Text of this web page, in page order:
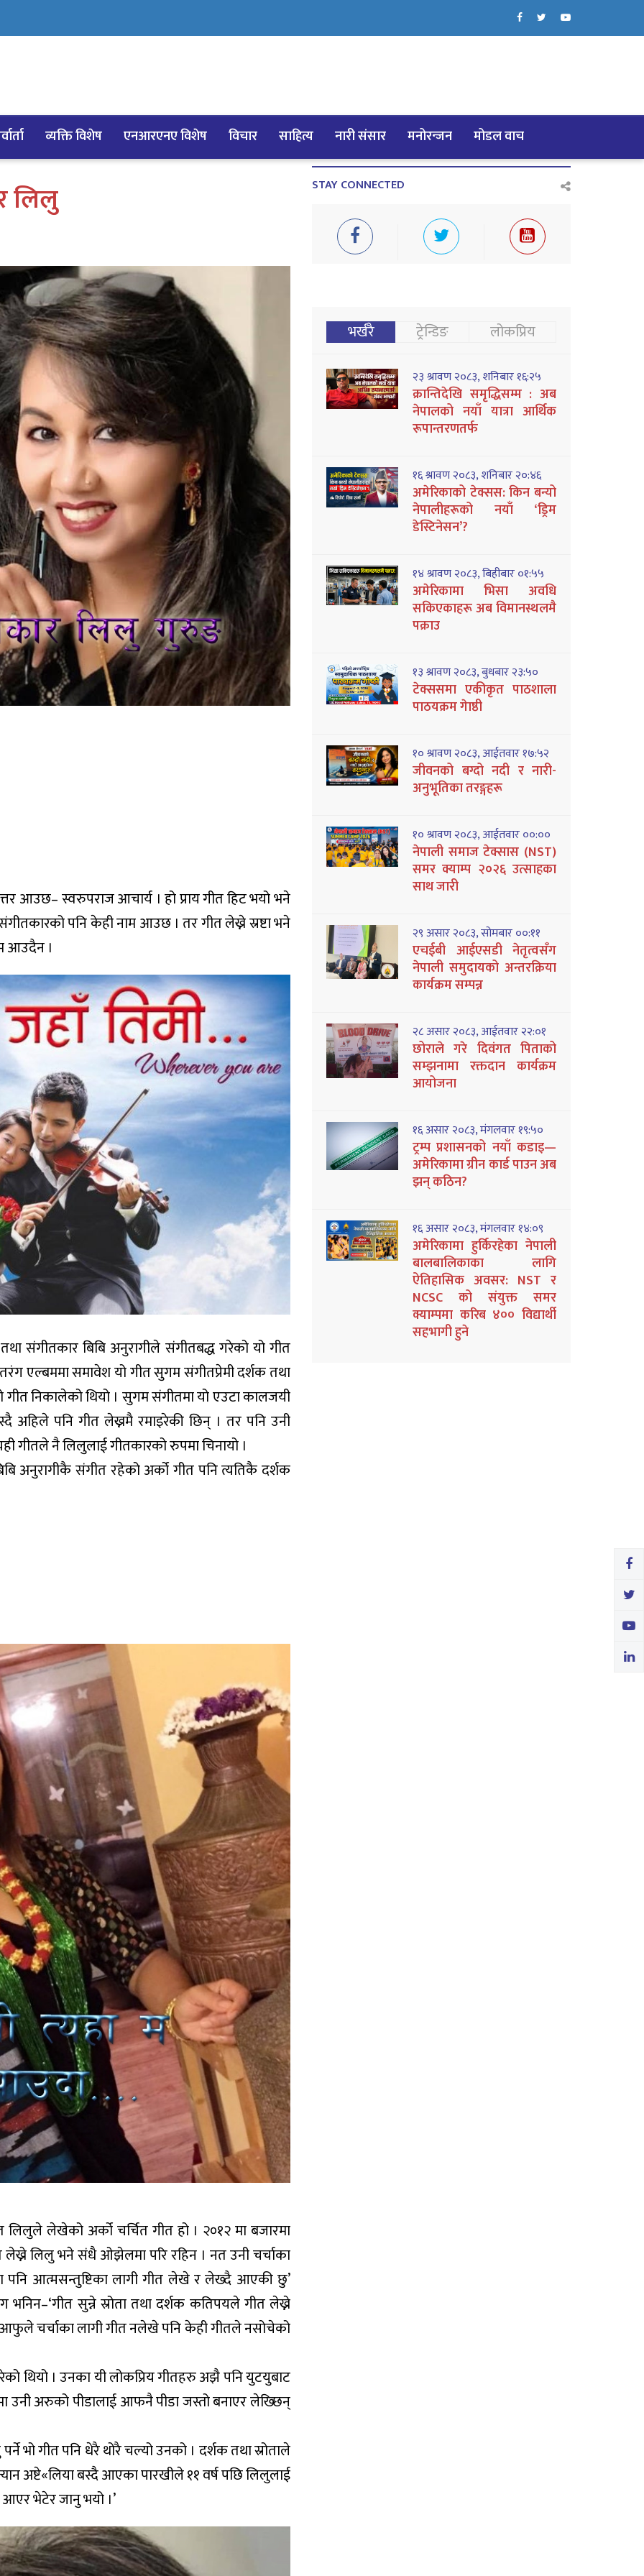
व्यक्ति विशेष एनआरएनए विशेष विचार साहित्य नारी संसार मनोरन्जन मोडल वाच
लिलु
आउछ– स्वरुपराज आचार्य । हो प्राय गीत हिट भयो भने
पनि केही नाम आउछ । तर गीत लेख्ने स्रष्टा भने
आउदैन ।
संगीतकार बिबि अनुरागीले संगीतबद्ध गरेको यो गीत
एल्बममा समावेश यो गीत सुगम संगीतप्रेमी दर्शक तथा
निकालेको थियो । सुगम संगीतमा यो एउटा कालजयी
पनि गीत लेख्नमै रमाइरेकी छिन् । तर पनि उनी
गीतले नै लिलुलाई गीतकारको रुपमा चिनायो ।
अनुरागीकै संगीत रहेको अर्को गीत पनि त्यतिकै दर्शक
लिलुले लेखेको अर्को चर्चित गीत हो । २०१२ मा बजारमा
लेख्ने लिलु भने संधै ओझेलमा परि रहिन । नत उनी चर्चाका
पनि आत्मसन्तुष्टिका लागी गीत लेखे र लेख्दै आएकी छु’
सुन्ने स्रोता तथा दर्शक कतिपयले गीत लेख्ने
चर्चाका लागी गीत नलेखे पनि केही गीतले नसोचेको
थियो । उनका यी लोकप्रिय गीतहरु अझै पनि युटयुबाट
अरुको पीडालाई आफनै पीडा जस्तो बनाएर लेख्छिन्
भो गीत पनि धेरै थोरै चल्यो उनको । दर्शक तथा स्रोताले
अष्टे«लिया बस्दै आएका पारखीले ११ वर्ष पछि लिलुलाई
भेटेर जानु भयो ।’
STAY CONNECTED
भर्खरै ट्रेन्डिङ लोकप्रिय
२३ श्रावण २०८३, शनिबार १६:२५
क्रान्तिदेखि समृद्धिसम्म : अब
नेपालको नयाँ यात्रा आर्थिक
रूपान्तरणतर्फ
१६ श्रावण २०८३, शनिबार २०:४६
अमेरिकाको टेक्सस: किन बन्यो
नेपालीहरूको नयाँ ‘ड्रिम
डेस्टिनेसन’?
१४ श्रावण २०८३, बिहीबार ०१:५५
अमेरिकामा भिसा अवधि
सकिएकाहरू अब विमानस्थलमै
पक्राउ
१३ श्रावण २०८३, बुधबार २३:५०
टेक्ससमा एकीकृत पाठशाला
पाठयक्रम गेाष्ठी
१० श्रावण २०८३, आईतवार १७:५२
जीवनको बग्दो नदी र नारी-
अनुभूतिका तरङ्गहरू
१० श्रावण २०८३, आईतवार ००:००
नेपाली समाज टेक्सास (NST)
समर क्याम्प २०२६ उत्साहका
साथ जारी
२९ असार २०८३, सोमबार ००:११
एचईबी आईएसडी नेतृत्वसँग
नेपाली समुदायको अन्तरक्रिया
कार्यक्रम सम्पन्न
२८ असार २०८३, आईतवार २२:०१
छोराले गरे दिवंगत पिताको
सम्झनामा रक्तदान कार्यक्रम
आयोजना
१६ असार २०८३, मंगलवार १९:५०
ट्रम्प प्रशासनको नयाँ कडाइ—
अमेरिकामा ग्रीन कार्ड पाउन अब
झन् कठिन?
१६ असार २०८३, मंगलवार १४:०९
अमेरिकामा हुर्किरहेका नेपाली
बालबालिकाका लागि
ऐतिहासिक अवसर: NST र
NCSC को संयुक्त समर
क्याम्पमा करिब ४०० विद्यार्थी
सहभागी हुने